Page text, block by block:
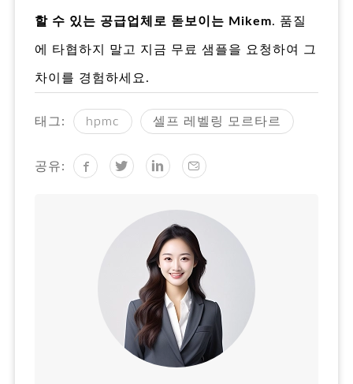
할 수 있는 공급업체로 돋보이는 Mikem. 품질
에 타협하지 말고 지금 무료 샘플을 요청하여 그
차이를 경험하세요.
태그: hpmc 셀프 레벨링 모르타르
공유: